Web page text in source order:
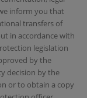
inform you that
transfers of
in accordance with
legislation
by the
decision by the
or to obtain a copy